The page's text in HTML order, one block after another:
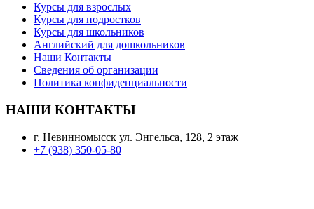
Курсы для взрослых
Курсы для подростков
Курсы для школьников
Английский для дошкольников
Наши Контакты
Сведения об организации
Политика конфиденциальности
НАШИ КОНТАКТЫ
г. Невинномысск ул. Энгельса, 128, 2 этаж
+7 (938) 350-05-80